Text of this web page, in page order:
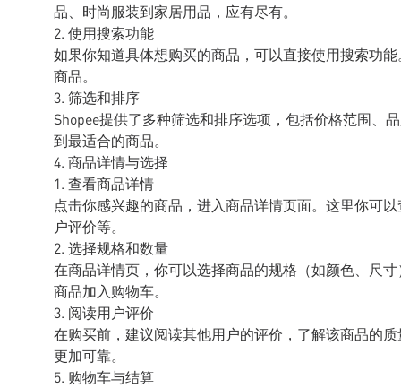
品、时尚服装到家居用品，应有尽有。
2. 使用搜索功能
如果你知道具体想购买的商品，可以直接使用搜索功
商品。
3. 筛选和排序
Shopee提供了多种筛选和排序选项，包括价格范围、
到最适合的商品。
4. 商品详情与选择
1. 查看商品详情
点击你感兴趣的商品，进入商品详情页面。这里你可
户评价等。
2. 选择规格和数量
在商品详情页，你可以选择商品的规格（如颜色、尺
商品加入购物车。
3. 阅读用户评价
在购买前，建议阅读其他用户的评价，了解该商品的
更加可靠。
5. 购物车与结算